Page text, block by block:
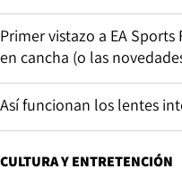
Primer vistazo a EA
en cancha (o las
Así funcionan los lentes
CULTURA Y ENTRETENCIÓN